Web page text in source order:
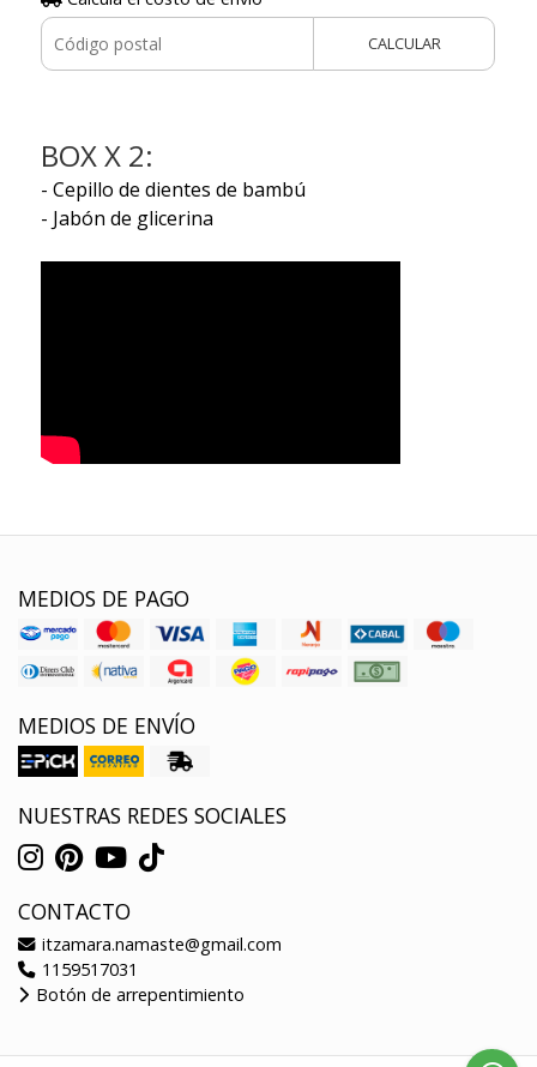
CALCULAR
BOX X 2:
- Cepillo de dientes de bambú
- Jabón de glicerina
MEDIOS DE PAGO
MEDIOS DE ENVÍO
NUESTRAS REDES SOCIALES
CONTACTO
itzamara.namaste@gmail.com
1159517031
Botón de arrepentimiento